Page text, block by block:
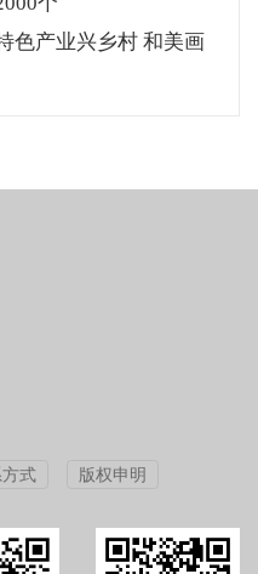
色产业兴乡村 和美画
式 版权申明